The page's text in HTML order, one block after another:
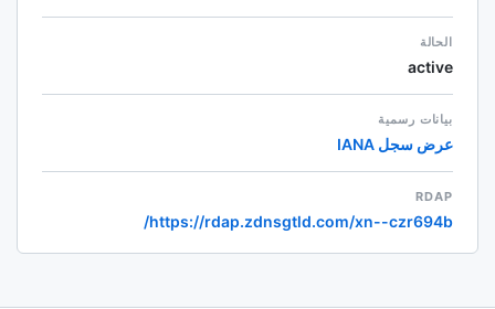
الحالة
active
بيانات رسمية
عرض سجل IANA
RDAP
https://rdap.zdnsgtld.com/xn--czr694b/